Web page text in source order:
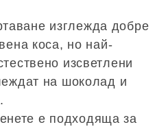
изглежда добре
коса, но най-
изсветлени
на шоколад и
е подходяща за